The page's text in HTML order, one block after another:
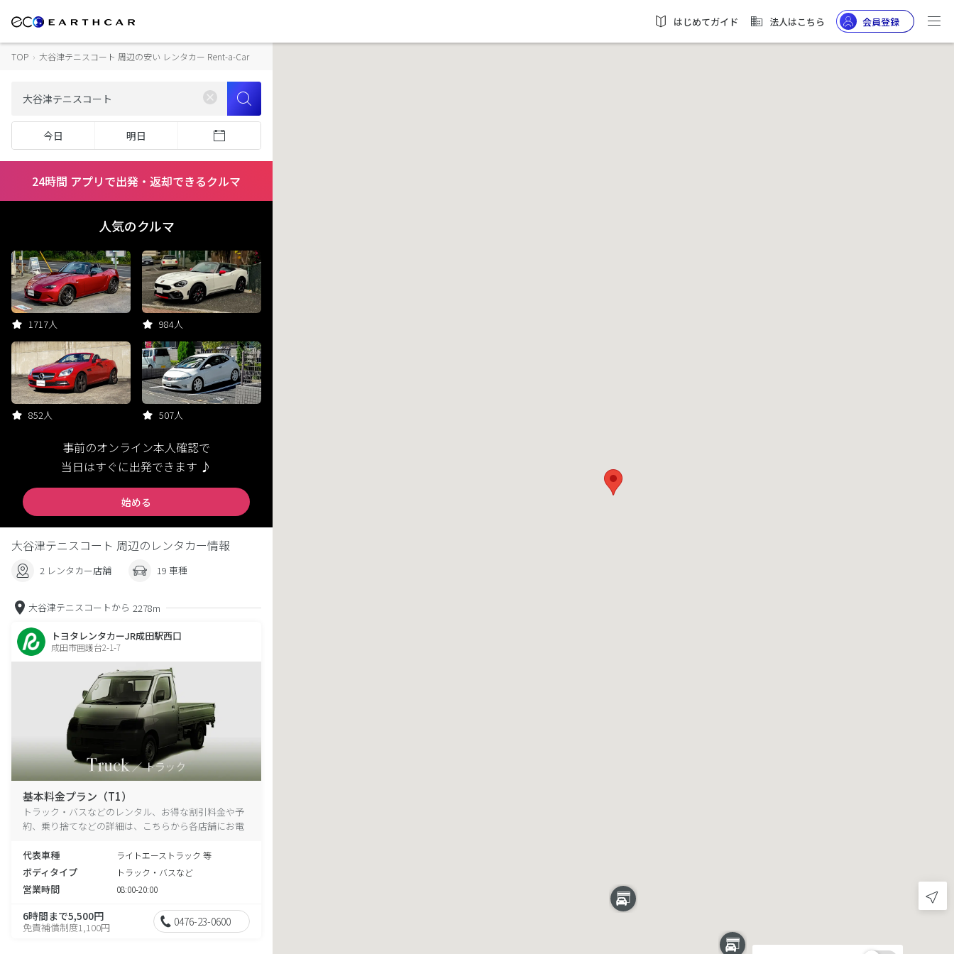
はじめてガイド 法人はこちら 会員登録
TOP › 大谷津テニスコート 周辺の安い レンタカー Rent-a-Car
今日 明日
24時間 アプリで出発・返却できるクルマ
人気のクルマ
1717人 984人
852人 507人
事前のオンライン本人確認で
当日はすぐに出発できます ♪
始める
大谷津テニスコート 周辺のレンタカー情報
2 レンタカー店舗 19 車種
大谷津テニスコートから 2278m
トヨタレンタカーJR成田駅西口
成田市囲護台2-1-7
基本料金プラン（T1）
トラック・バスなどのレンタル、お得な割引料金や予
約、乗り捨てなどの詳細は、こちらから各店舗にお電
代表車種
ライトエーストラック 等
ボディタイプ トラック・バスなど
営業時間 08:00-20:00
6時間まで5,500円
免責補償制度1,100円 0476-23-0600